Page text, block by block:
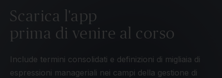
Scarica l'app
prima di venire al corso
Include termini consolidati e definizioni di migliaia di
espressioni manageriali nei campi della gestione di